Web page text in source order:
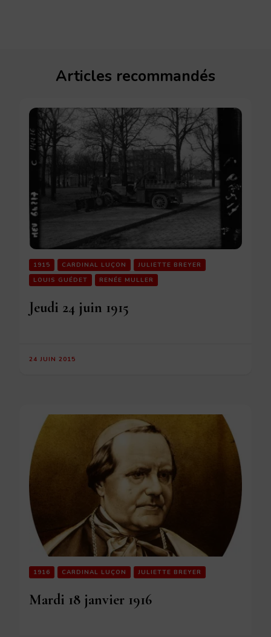
Articles recommandés
1915 CARDINAL LUÇON
JULIETTE BREYER
LOUIS GUÉDET
RENÉE MULLER
Jeudi 24 juin 1915
24 JUIN 2015
1916 CARDINAL LUÇON JULIETTE BREYER
Mardi 18 janvier 1916